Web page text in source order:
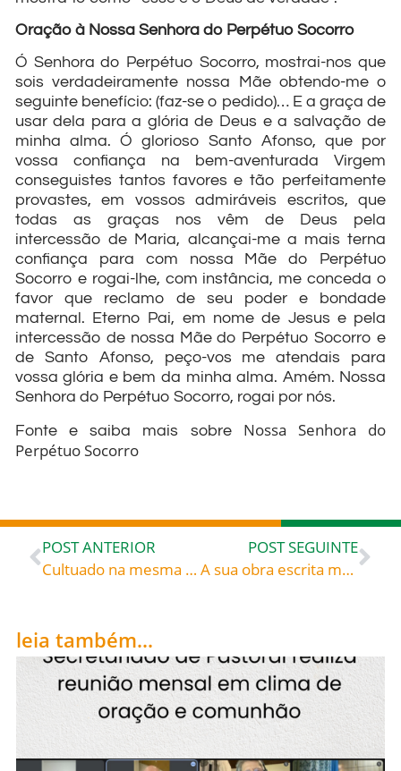
Oração à Nossa Senhora do Perpétuo Socorro
Ó Senhora do Perpétuo Socorro, mostrai-nos que
sois verdadeiramente nossa Mãe obtendo-me o
seguinte benefício: (faz-se o pedido)… E a graça de
usar dela para a glória de Deus e a salvação de
minha alma. Ó glorioso Santo Afonso, que por
vossa confiança na bem-aventurada Virgem
conseguistes tantos favores e tão perfeitamente
provastes, em vossos admiráveis escritos, que
todas as graças nos vêm de Deus pela
intercessão de Maria, alcançai-me a mais terna
confiança para com nossa Mãe do Perpétuo
Socorro e rogai-lhe, com instância, me conceda o
favor que reclamo de seu poder e bondade
maternal. Eterno Pai, em nome de Jesus e pela
intercessão de nossa Mãe do Perpétuo Socorro e
de Santo Afonso, peço-vos me atendais para
vossa glória e bem da minha alma. Amém. Nossa
Senhora do Perpétuo Socorro, rogai por nós.
Fonte e saiba mais sobre Nossa Senhora do
Perpétuo Socorro
POST ANTERIOR
Cultuado na mesma data por toda a Igreja Católica, do Oriente e do Ocidente, são Cirilo de Alexandria, célebre Padre da Igreja, bispo e confessor, recebeu o título de doutor da Igreja treze séculos após sua morte, durante o pontificado do papa Leão XIII: São Cirilo de Alexandria (370-444), celebrado hoje, 27, roga por todos nós!
POST SEGUINTE
A sua obra escrita mais importante foi o tratado “Contra as heresias”, onde trata da falsa gnose, e depois, de todas as outras heresias da época. O texto grego foi perdido, mas existem as traduções latina, armênia e siríaca: Santo Irineu de Lyon (130+202), celebrado hoje, 28, roga por todos nós!
leia também...